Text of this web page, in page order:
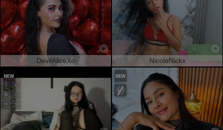
DevilAliceXo NicoleNickx